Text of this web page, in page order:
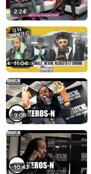
2:24
11:04
3:09
10:43